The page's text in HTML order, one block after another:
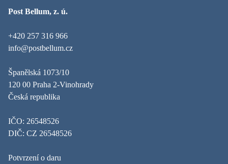
Post Bellum, z. ú.
+420 257 316 966
info@postbellum.cz
Španělská 1073/10
120 00 Praha 2-Vinohrady
Česká republika
IČO: 26548526
DIČ: CZ 26548526
Potvrzení o daru